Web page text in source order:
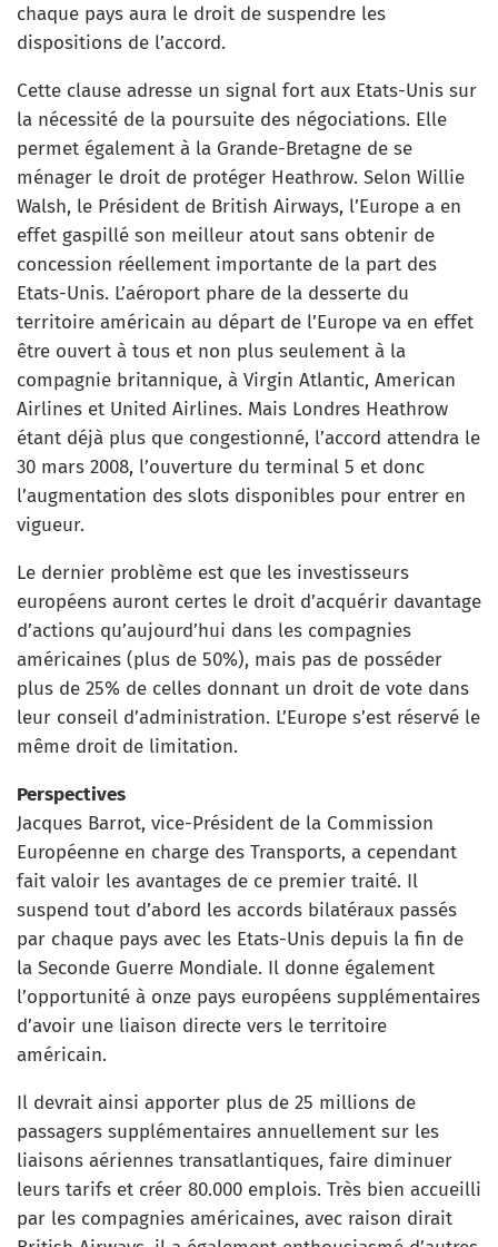
chaque pays aura le droit de suspendre les
dispositions de l’accord.
Cette clause adresse un signal fort aux Etats-Unis sur
la nécessité de la poursuite des négociations. Elle
permet également à la Grande-Bretagne de se
ménager le droit de protéger Heathrow. Selon Willie
Walsh, le Président de British Airways, l’Europe a en
effet gaspillé son meilleur atout sans obtenir de
concession réellement importante de la part des
Etats-Unis. L’aéroport phare de la desserte du
territoire américain au départ de l’Europe va en effet
être ouvert à tous et non plus seulement à la
compagnie britannique, à Virgin Atlantic, American
Airlines et United Airlines. Mais Londres Heathrow
étant déjà plus que congestionné, l’accord attendra le
30 mars 2008, l’ouverture du terminal 5 et donc
l’augmentation des slots disponibles pour entrer en
vigueur.
Le dernier problème est que les investisseurs
européens auront certes le droit d’acquérir davantage
d’actions qu’aujourd’hui dans les compagnies
américaines (plus de 50%), mais pas de posséder
plus de 25% de celles donnant un droit de vote dans
leur conseil d’administration. L’Europe s’est réservé le
même droit de limitation.
Perspectives
Jacques Barrot, vice-Président de la Commission
Européenne en charge des Transports, a cependant
fait valoir les avantages de ce premier traité. Il
suspend tout d’abord les accords bilatéraux passés
par chaque pays avec les Etats-Unis depuis la fin de
la Seconde Guerre Mondiale. Il donne également
l’opportunité à onze pays européens supplémentaires
d’avoir une liaison directe vers le territoire
américain.
Il devrait ainsi apporter plus de 25 millions de
passagers supplémentaires annuellement sur les
liaisons aériennes transatlantiques, faire diminuer
leurs tarifs et créer 80.000 emplois. Très bien accueilli
par les compagnies américaines, avec raison dirait